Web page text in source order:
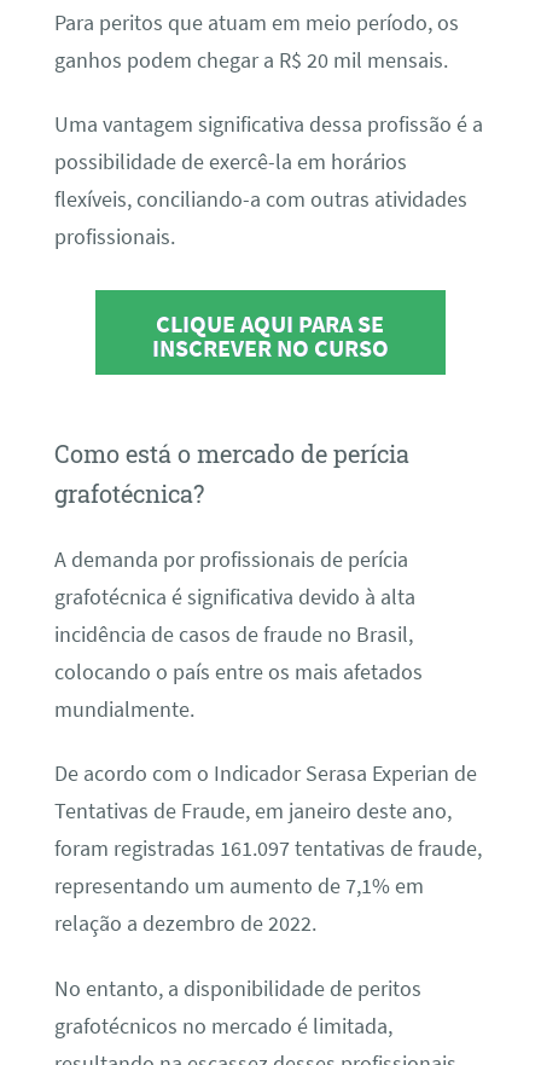
Para peritos que atuam em meio período, os
ganhos podem chegar a R$ 20 mil mensais.
Uma vantagem significativa dessa profissão é a
possibilidade de exercê-la em horários
flexíveis, conciliando-a com outras atividades
profissionais.
CLIQUE AQUI PARA SE
INSCREVER NO CURSO
Como está o mercado de perícia
grafotécnica?
A demanda por profissionais de perícia
grafotécnica é significativa devido à alta
incidência de casos de fraude no Brasil,
colocando o país entre os mais afetados
mundialmente.
De acordo com o Indicador Serasa Experian de
Tentativas de Fraude, em janeiro deste ano,
foram registradas 161.097 tentativas de fraude,
representando um aumento de 7,1% em
relação a dezembro de 2022.
No entanto, a disponibilidade de peritos
grafotécnicos no mercado é limitada,